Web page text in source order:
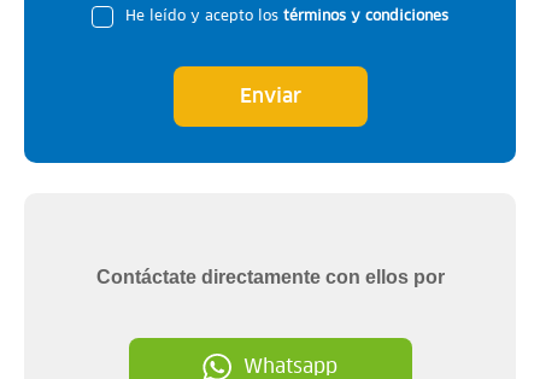
He leído y acepto los términos y condiciones
Enviar
Contáctate directamente con ellos por
Whatsapp